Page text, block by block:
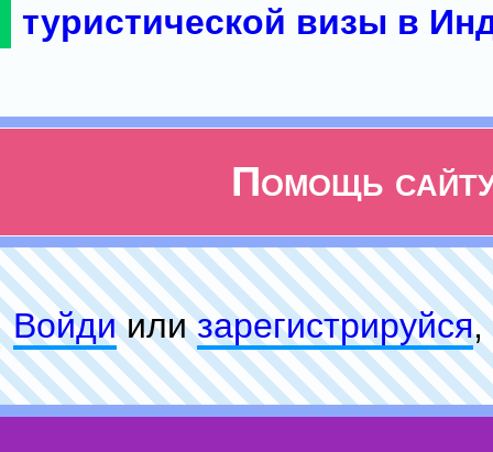
туристической визы в
Помощь
Войдиилизарeгиcтpируйся,